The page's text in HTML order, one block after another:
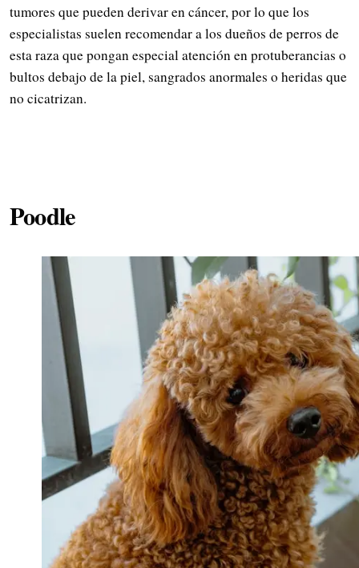
tumores que pueden derivar en cáncer, por lo que los
especialistas suelen recomendar a los dueños de perros de
esta raza que pongan especial atención en protuberancias o
bultos debajo de la piel, sangrados anormales o heridas que
no cicatrizan.
Poodle